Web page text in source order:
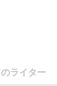
ライター